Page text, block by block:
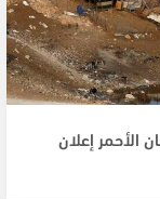
الأحمر إعلان